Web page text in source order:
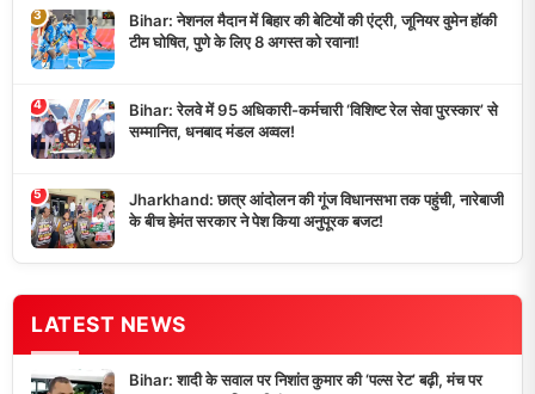
3
Bihar: नेशनल मैदान में बिहार की बेटियों की एंट्री, जूनियर वुमेन हॉकी
टीम घोषित, पुणे के लिए 8 अगस्त को रवाना!
4
Bihar: रेलवे में 95 अधिकारी-कर्मचारी ‘विशिष्ट रेल सेवा पुरस्कार’ से
सम्मानित, धनबाद मंडल अव्वल!
5
Jharkhand: छात्र आंदोलन की गूंज विधानसभा तक पहुंची, नारेबाजी
के बीच हेमंत सरकार ने पेश किया अनुपूरक बजट!
LATEST NEWS
Bihar: शादी के सवाल पर निशांत कुमार की ‘पल्स रेट’ बढ़ी, मंच पर